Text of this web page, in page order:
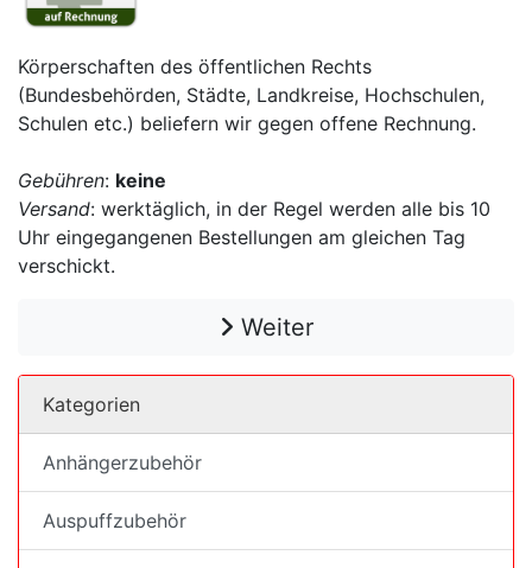
Körperschaften des öffentlichen Rechts
(Bundesbehörden, Städte, Landkreise, Hochschulen,
Schulen etc.) beliefern wir gegen offene Rechnung.
Gebühren: keine
Versand: werktäglich, in der Regel werden alle bis 10
Uhr eingegangenen Bestellungen am gleichen Tag
verschickt.
Weiter
Kategorien
Anhängerzubehör
Auspuffzubehör